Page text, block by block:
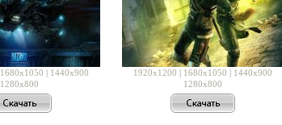
1680x1050 | 1440x900
1280x800
1920x1200 | 1680x1050 | 1440x900
1280x800